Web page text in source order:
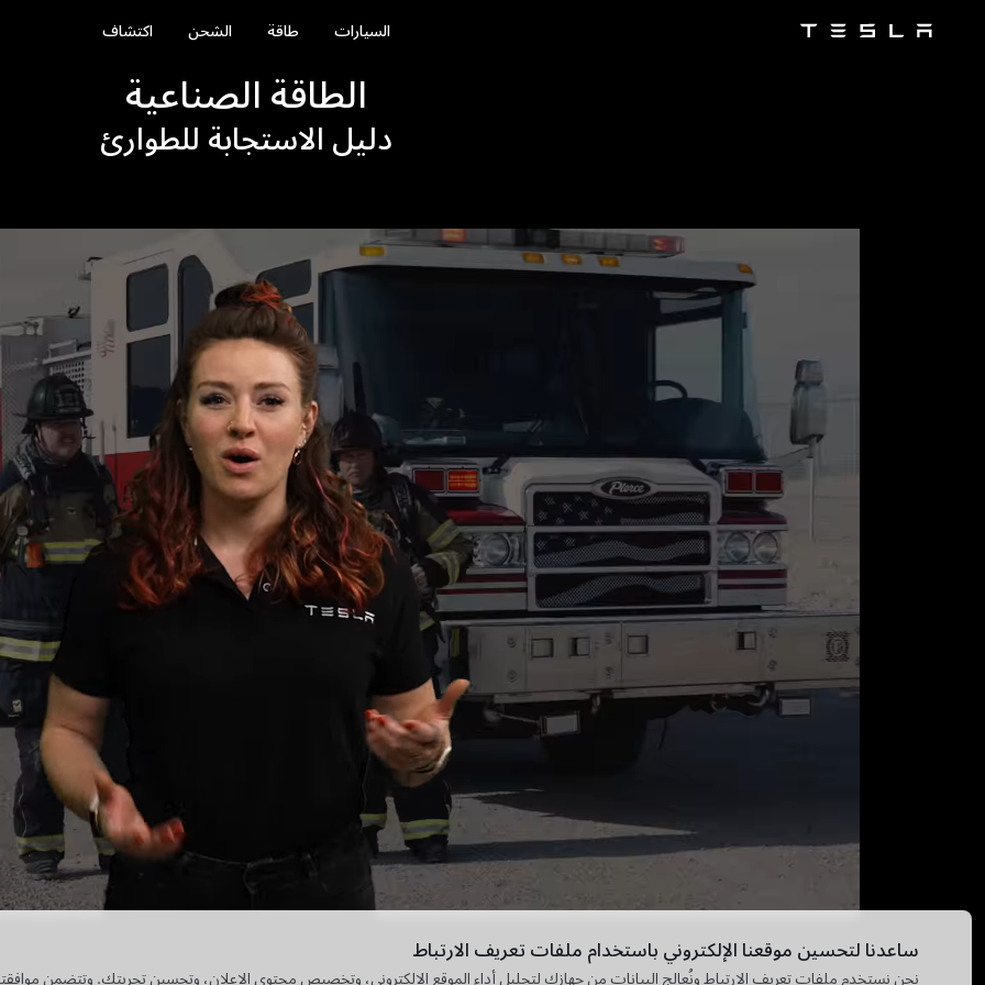
Tesla السيارات طاقة الشحن اكتشاف
الطاقة الصناعية
دليل الاستجابة للطوارئ
ساعدنا لتحسين موقعنا الإلكتروني باستخدام ملفات تعريف الارتباط
نحن نستخدم ملفات تعريف الارتباط ونُعالج البيانات من جهازك لتحليل أداء الموقع الإلكتروني، وتخصيص محتوى الإعلان، وتحسين تجربتك. وتتضمن